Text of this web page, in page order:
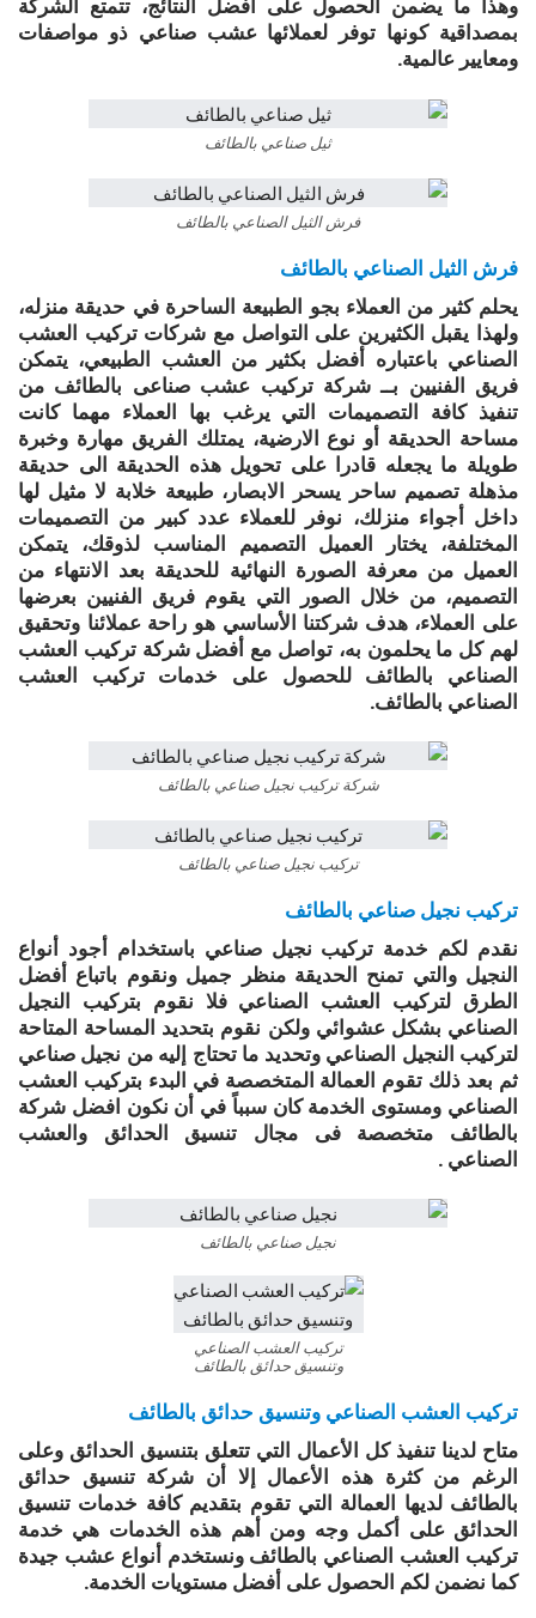
وهذا ما يضمن الحصول على أفضل النتائج، تتمتع الشركة
بمصداقية كونها توفر لعملائها عشب صناعي ذو مواصفات
ومعايير عالمية.
ثيل صناعي بالطائف
فرش الثيل الصناعي بالطائف
فرش الثيل الصناعي بالطائف
يحلم كثير من العملاء بجو الطبيعة الساحرة في حديقة منزله،
ولهذا يقبل الكثيرين على التواصل مع شركات تركيب العشب
الصناعي باعتباره أفضل بكثير من العشب الطبيعي، يتمكن
فريق الفنيين بــ شركة تركيب عشب صناعى بالطائف من
تنفيذ كافة التصميمات التي يرغب بها العملاء مهما كانت
مساحة الحديقة أو نوع الارضية، يمتلك الفريق مهارة وخبرة
طويلة ما يجعله قادرا على تحويل هذه الحديقة الى حديقة
مذهلة تصميم ساحر يسحر الابصار، طبيعة خلابة لا مثيل لها
داخل أجواء منزلك، نوفر للعملاء عدد كبير من التصميمات
المختلفة، يختار العميل التصميم المناسب لذوقك، يتمكن
العميل من معرفة الصورة النهائية للحديقة بعد الانتهاء من
التصميم، من خلال الصور التي يقوم فريق الفنيين بعرضها
على العملاء، هدف شركتنا الأساسي هو راحة عملائنا وتحقيق
لهم كل ما يحلمون به، تواصل مع أفضل شركة تركيب العشب
الصناعي بالطائف للحصول على خدمات تركيب العشب
الصناعي بالطائف.
شركة تركيب نجيل صناعي بالطائف
تركيب نجيل صناعي بالطائف
تركيب نجيل صناعي بالطائف
نقدم لكم خدمة تركيب نجيل صناعي باستخدام أجود أنواع
النجيل والتي تمنح الحديقة منظر جميل ونقوم باتباع أفضل
الطرق لتركيب العشب الصناعي فلا نقوم بتركيب النجيل
الصناعي بشكل عشوائي ولكن نقوم بتحديد المساحة المتاحة
لتركيب النجيل الصناعي وتحديد ما تحتاج إليه من نجيل صناعي
ثم بعد ذلك تقوم العمالة المتخصصة في البدء بتركيب العشب
الصناعي ومستوى الخدمة كان سبباً في أن نكون افضل شركة
بالطائف متخصصة فى مجال تنسيق الحدائق والعشب
الصناعي .
نجيل صناعي بالطائف
تركيب العشب الصناعي
وتنسيق حدائق بالطائف
تركيب العشب الصناعي وتنسيق حدائق بالطائف
متاح لدينا تنفيذ كل الأعمال التي تتعلق بتنسيق الحدائق وعلى
الرغم من كثرة هذه الأعمال إلا أن شركة تنسيق حدائق
بالطائف لديها العمالة التي تقوم بتقديم كافة خدمات تنسيق
الحدائق على أكمل وجه ومن أهم هذه الخدمات هي خدمة
تركيب العشب الصناعي بالطائف ونستخدم أنواع عشب جيدة
كما نضمن لكم الحصول على أفضل مستويات الخدمة.